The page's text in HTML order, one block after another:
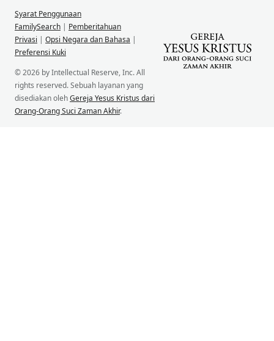
Syarat Penggunaan
FamilySearch | Pemberitahuan
Privasi | Opsi Negara dan Bahasa |
Preferensi Kuki
© 2026 by Intellectual Reserve, Inc. All
rights reserved. Sebuah layanan yang
disediakan olehGereja Yesus Kristus dari
Orang-Orang Suci Zaman Akhir.